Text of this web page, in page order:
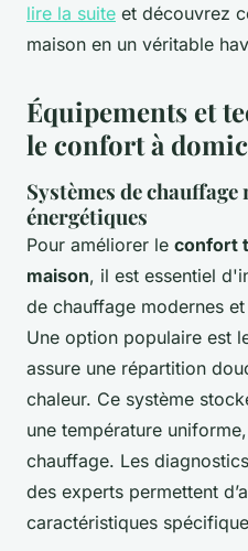
lire la suite et découvrez
maison en un véritable
Équipements et
le confort à
Systèmes de
énergétiques
Pour améliorer le confort
maison, il est essentiel
de chauffage modernes
Une option populaire est
assure une répartition
chaleur. Ce système
une température
chauffage. Les
des experts permettent
caractéristiques